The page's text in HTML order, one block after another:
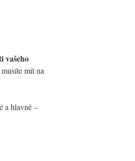
vašeho
mít na
a hlavně –